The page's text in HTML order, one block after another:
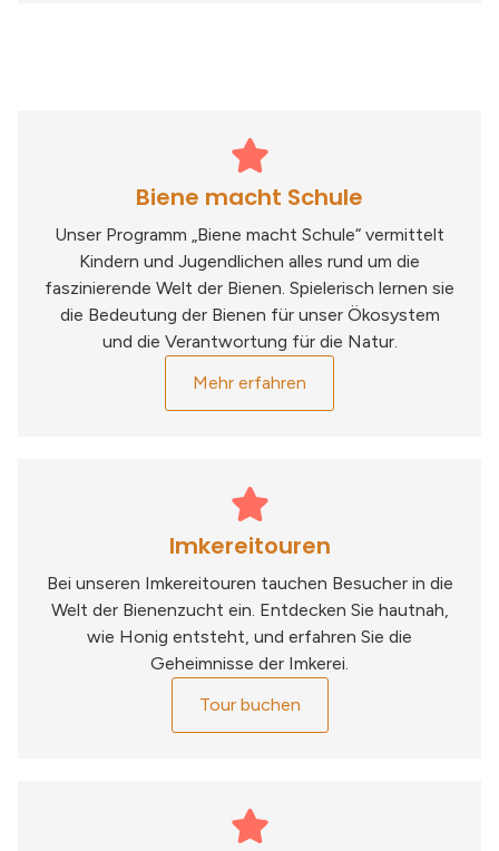
Biene macht Schule
Unser Programm „Biene macht Schule“ vermittelt
Kindern und Jugendlichen alles rund um die
faszinierende Welt der Bienen. Spielerisch lernen sie
die Bedeutung der Bienen für unser Ökosystem
und die Verantwortung für die Natur.
Mehr erfahren
Imkereitouren
Bei unseren Imkereitouren tauchen Besucher in die
Welt der Bienenzucht ein. Entdecken Sie hautnah,
wie Honig entsteht, und erfahren Sie die
Geheimnisse der Imkerei.
Tour buchen